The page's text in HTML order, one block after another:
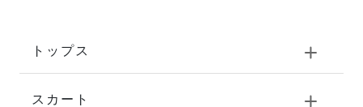
トップス
スカート